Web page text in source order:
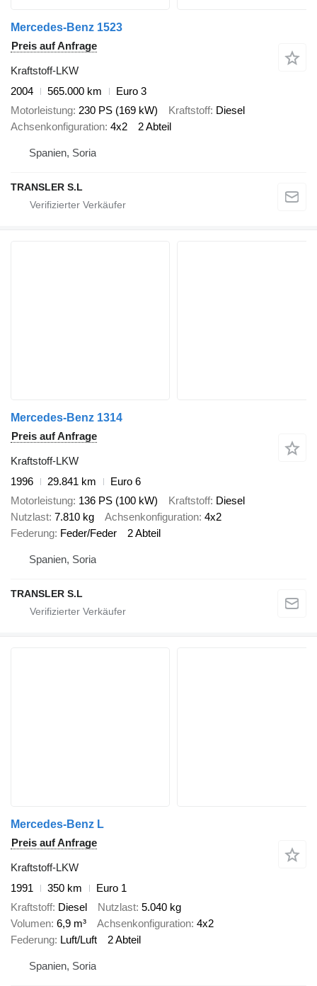
Mercedes-Benz 1523
Preis auf Anfrage
Kraftstoff-LKW
2004
565.000 km
Euro 3
Motorleistung 230 PS (169 kW) Kraftstoff Diesel
Achsenkonfiguration 4x2 2 Abteil
Spanien, Soria
TRANSLER S.L
Mercedes-Benz 1314
Preis auf Anfrage
Kraftstoff-LKW
1996
29.841 km
Euro 6
Motorleistung 136 PS (100 kW) Kraftstoff Diesel
Nutzlast 7.810 kg Achsenkonfiguration 4x2
Federung Feder/Feder 2 Abteil
Spanien, Soria
TRANSLER S.L
Mercedes-Benz L
Preis auf Anfrage
Kraftstoff-LKW
1991
350 km
Euro 1
Kraftstoff Diesel Nutzlast 5.040 kg
Volumen 6,9 m³ Achsenkonfiguration 4x2
Federung Luft/Luft 2 Abteil
Spanien, Soria